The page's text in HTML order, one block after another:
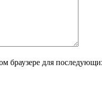
браузере для